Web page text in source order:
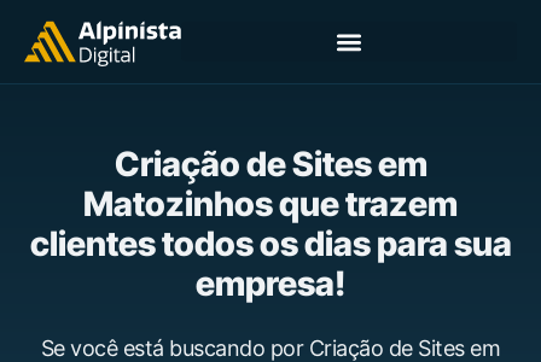
Criação de Sites em
Matozinhos que trazem
clientes todos os dias para sua
empresa!
Se você está buscando por Criação de Sites em